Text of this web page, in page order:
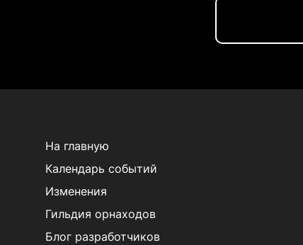
На главную
Календарь событий
Изменения
Гильдия орнаходов
Блог разработчиков